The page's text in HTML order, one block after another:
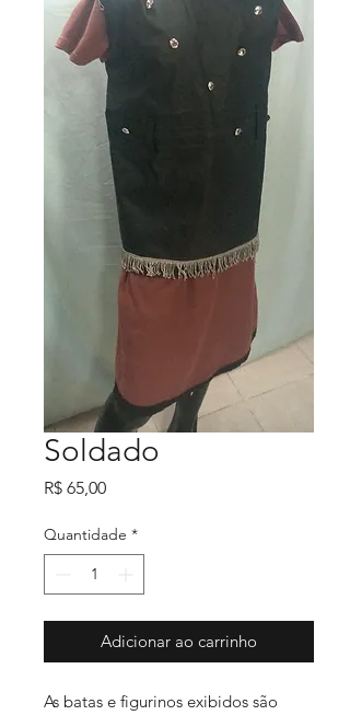
Soldado
R$ 65,00Preço
Quantidade *
Adicionar ao carrinho
As batas e figurinos exibidos são